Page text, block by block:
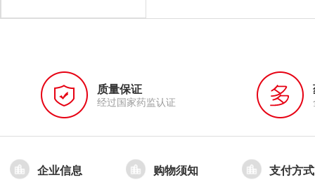
质量保证
经过国家药监认证
企业信息 购物须知 支付方式